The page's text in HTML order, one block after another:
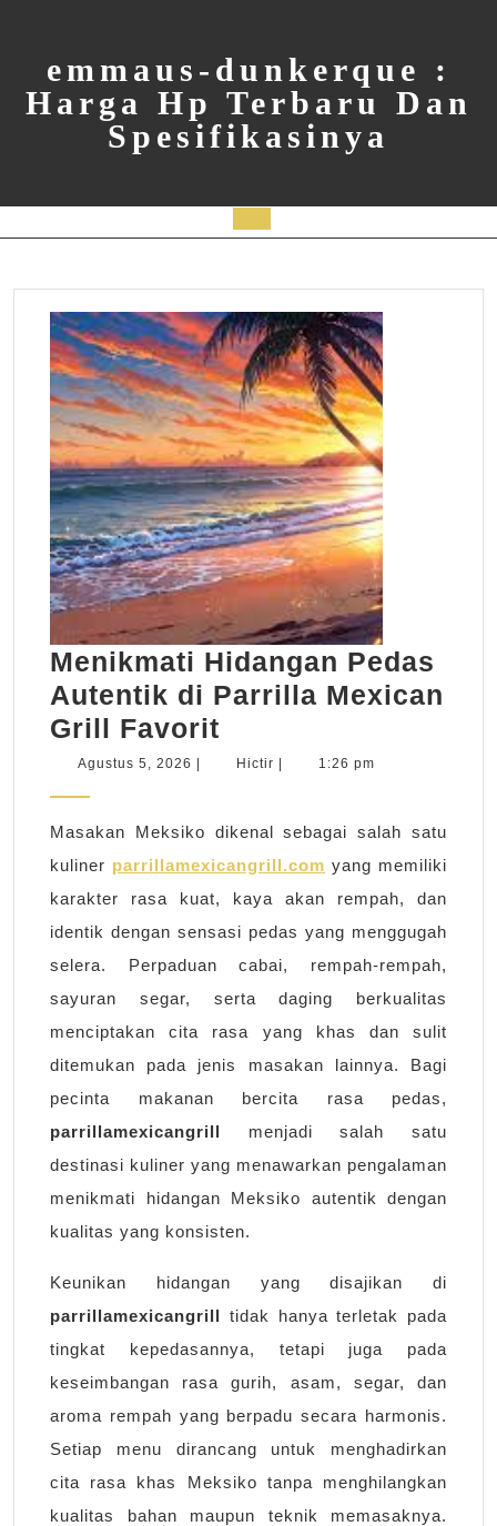
emmaus-dunkerque :
Harga Hp Terbaru Dan
Spesifikasinya
Button
Menikmati Hidangan Pedas
Autentik di Parrilla Mexican
Grill Favorit
Hidangan
Autentik
di
Parrilla
Mexican
Grill
Favorit
Agustus 5, 2026 AgustusHictir Hictir 1:26 pm
Masakan Meksiko dikenal sebagai salah satu
kuliner parrillamexicangrill.com yang memiliki
karakter rasa kuat, kaya akan rempah, dan
identik dengan sensasi pedas yang menggugah
selera. Perpaduan cabai, rempah-rempah,
sayuran segar, serta daging berkualitas
menciptakan cita rasa yang khas dan sulit
ditemukan pada jenis masakan lainnya. Bagi
pecinta makanan bercita rasa pedas,
parrillamexicangrill
menjadi salah satu
destinasi kuliner yang menawarkan pengalaman
menikmati hidangan Meksiko autentik dengan
kualitas yang konsisten.
Keunikan hidangan yang disajikan di
parrillamexicangrill tidak hanya terletak pada
tingkat kepedasannya, tetapi juga pada
keseimbangan rasa gurih, asam, segar, dan
aroma rempah yang berpadu secara harmonis.
Setiap menu dirancang untuk menghadirkan
cita rasa khas Meksiko tanpa menghilangkan
kualitas bahan maupun teknik memasaknya.